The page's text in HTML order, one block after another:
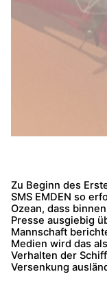
Zu Beginn des
SMS EMDEN so
Ozean, dass
Presse ausgiebig
Mannschaft
Medien wird das
Verhalten der
Versenkung